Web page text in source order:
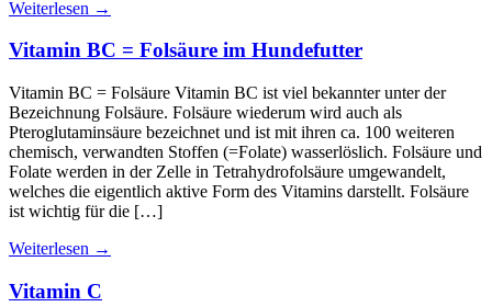
Weiterlesen →
Vitamin BC = Folsäure im Hundefutter
Vitamin BC = Folsäure Vitamin BC ist viel bekannter unter der
Bezeichnung Folsäure. Folsäure wiederum wird auch als
Pteroglutaminsäure bezeichnet und ist mit ihren ca. 100 weiteren
chemisch, verwandten Stoffen (=Folate) wasserlöslich. Folsäure und
Folate werden in der Zelle in Tetrahydrofolsäure umgewandelt,
welches die eigentlich aktive Form des Vitamins darstellt. Folsäure
ist wichtig für die […]
Weiterlesen →
Vitamin C